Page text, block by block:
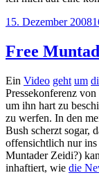
Veröffentlicht
15. Dezember 2008
Free
Ein Video geht um
Pressekonferenz
um ihn hart zu
zu werfen. In den
Bush scherzt sogar,
offensichtlich nur
Muntader Zeidi?)
inhaftiert, wie die